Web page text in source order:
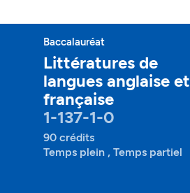
Baccalauréat
Littératures de
langues anglaise et
française
1-137-1-0
90 crédits
Temps plein , Temps partiel